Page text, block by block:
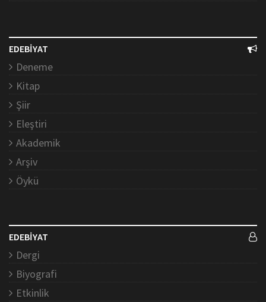
EDEBİYAT
Deneme
Kitap
Şiir
Eleştiri
Akademik
Arşiv
Öykü
EDEBİYAT
Dergi
Biyografi
Etkinlik